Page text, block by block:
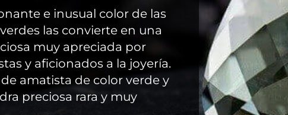
e inusual color de las
las convierte en una
muy apreciada por
y aficionados a la joyería.
amatista de color verde y
preciosa rara y muy